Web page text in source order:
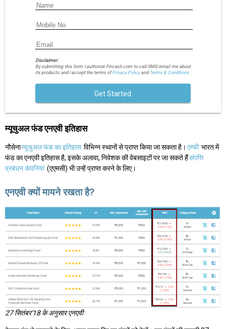
Disclaimer:
By submitting this form I authorize Fincash.com to call/SMS/email me about
its products and I accept the terms ofPrivacy Policyand Terms & Conditions.
Get Started
म्यूचुअल फंड एनएवी इतिहास
नौसेनाम्यूचुअल फंड का इतिहास विभिन्न स्थानों से प्राप्त किया जा सकता है। एम्फी भारत में
फंड का एनएवी इतिहास है, इसके अलावा, निवेशक की वेबसाइटों पर जा सकते हैंसंपत्ति
प्रबंधन कंपनियां (एएमसी) भी उन्हें प्राप्त करने के लिए।
एनएवी क्यों मायने रखता है?
27 सितंबर'18 के अनुसार एनएवी